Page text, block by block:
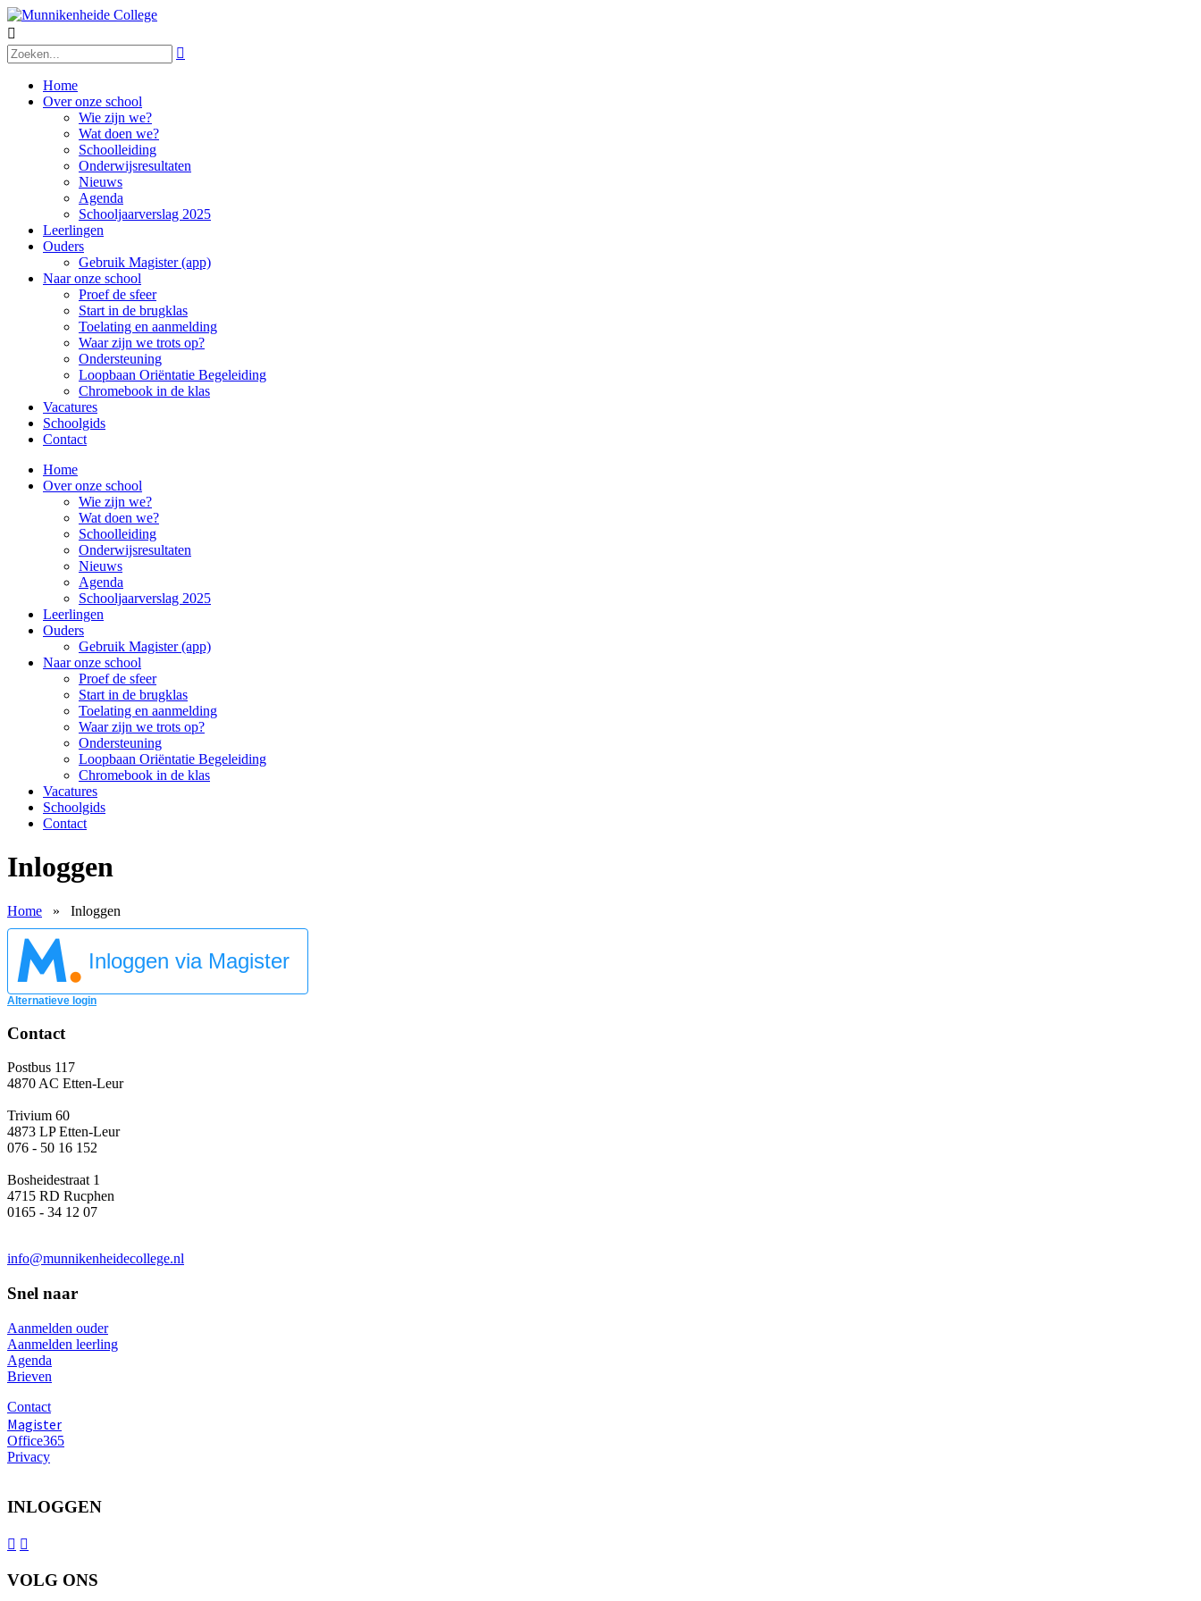


Home
Over onze school
Wie zijn we?
Wat doen we?
Schoolleiding
Onderwijsresultaten
Nieuws
Agenda
Schooljaarverslag 2025
Leerlingen
Ouders
Gebruik Magister (app)
Naar onze school
Proef de sfeer
Start in de brugklas
Toelating en aanmelding
Waar zijn we trots op?
Ondersteuning
Loopbaan Oriëntatie Begeleiding
Chromebook in de klas
Vacatures
Schoolgids
Contact
Home
Over onze school
Wie zijn we?
Wat doen we?
Schoolleiding
Onderwijsresultaten
Nieuws
Agenda
Schooljaarverslag 2025
Leerlingen
Ouders
Gebruik Magister (app)
Naar onze school
Proef de sfeer
Start in de brugklas
Toelating en aanmelding
Waar zijn we trots op?
Ondersteuning
Loopbaan Oriëntatie Begeleiding
Chromebook in de klas
Vacatures
Schoolgids
Contact
Inloggen
Home » Inloggen
Inloggen via Magister
Alternatieve login
Contact
Postbus 117
4870 AC Etten-Leur
Trivium 60
4873 LP Etten-Leur
076 - 50 16 152
Bosheidestraat 1
4715 RD Rucphen
0165 - 34 12 07
info@munnikenheidecollege.nl
Snel naar
Aanmelden ouder
Aanmelden leerling
Agenda
Brieven
Contact
Magister
Office365
Privacy
INLOGGEN
 
VOLG ONS